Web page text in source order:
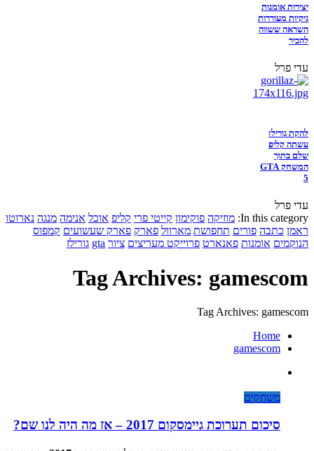
יצירות אומנות
גיקיות מעוררות
השראה ששווה
להכיר
עדי פרל
להקת גורילז
עשתה קליפ
שלם בתוך
המשחק GTA
5
עדי פרל
In this category: מוזיקה פוקימון קייטי פרי קליפ אוכל אנימה מנגה נארוטו
ראמן כתבה פורים תחפושת מארוול פארק פארק שעשועים קמפוס
הנוקמים אומנות פאנארט פרוייקט מעריצים ציור gta גורילז
Tag Archives: gamescom
Tag Archives: gamescom
Home
gamescom
משחקים
סיכום תערוכת גיימסקום 2017 – אז מה היה לנו שם?